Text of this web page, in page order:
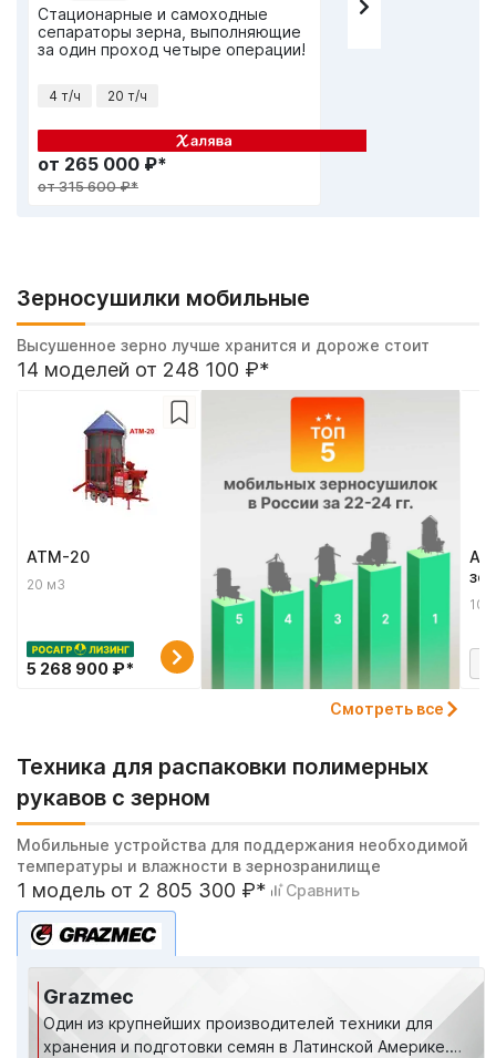
Стационарные и самоходные
сепараторы зерна, выполняющие
за один проход четыре операции!
4 т/ч 20 т/ч
от 265 000 ₽*
от 315 600 ₽*
Зерносушилки мобильные
Высушенное зерно лучше хранится и дороже стоит
14 моделей от 248 100 ₽*
АТМ-20
20 м3
5 268 900 ₽*
10
Смотреть все
Техника для распаковки полимерных
рукавов с зерном
Мобильные устройства для поддержания необходимой
температуры и влажности в зернозранилище
1 модель от 2 805 300 ₽* Сравнить
Grazmec
Один из крупнейших производителей техники для
хранения и подготовки семян в Латинской Америке.